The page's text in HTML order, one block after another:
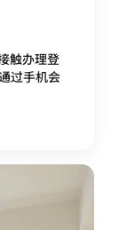
触办理登
过手机会